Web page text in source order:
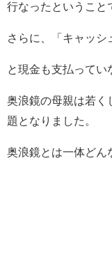
行なったということ
さらに、「キャッシ
と現金も支払ってい
奥浪鏡の母親は若く
題となりました。
奥浪鏡とは一体どん